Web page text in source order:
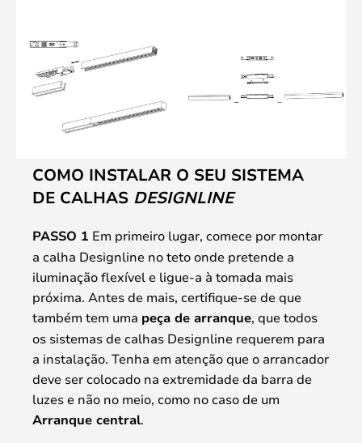
COMO INSTALAR O SEU SISTEMA
DE CALHAS DESIGNLINE
PASSO 1 Em primeiro lugar, comece por montar
a calha Designline no teto onde pretende a
iluminação flexível e ligue-a à tomada mais
próxima. Antes de mais, certifique-se de que
também tem uma peça de arranque, que todos
os sistemas de calhas Designline requerem para
a instalação. Tenha em atenção que o arrancador
deve ser colocado na extremidade da barra de
luzes e não no meio, como no caso de um
Arranque central.